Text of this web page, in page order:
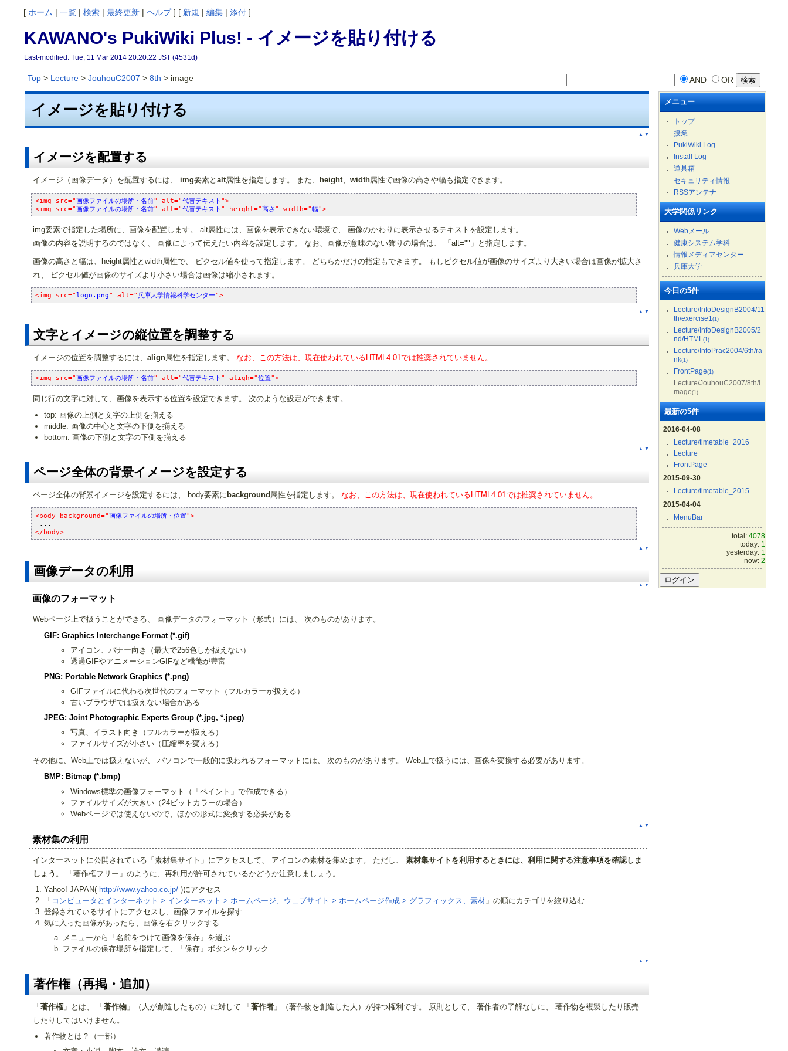
[ ホーム | 一覧| 検索| 最終更新| ヘルプ] [ 新規 | 編集| 添付]
KAWANO's PukiWiki Plus! - イメージを貼り付ける
Last-modified: Tue, 11 Mar 2014 20:20:22 JST (4531d)
Top> Lecture> JouhouC2007 > 8th > image AND OR
イメージを貼り付ける
▲ ▼
イメージを配置する
イメージ（画像データ）を配置するには、 img要素と alt属性を指定します。 また、 height、 width属性で画像の高さや幅も指定できます。
<img src="画像ファイルの場所・名前" alt="代替テキスト ">
<img src="画像ファイルの場所・名前" alt="代替テキスト " height="高さ " width="幅">
img要素で指定した場所に、画像を配置します。 alt属性には、画像を表示できない環境で、 画像のかわりに表示させるテキストを設定します。
画像の内容を説明するのではなく、 画像によって伝えたい内容を設定します。 なお、画像が意味のない飾りの場合は、 「alt=""」と指定します。
画像の高さと幅は、height属性とwidth属性で、 ピクセル値を使って指定します。 どちらかだけの指定もできます。 もしピクセル値が画像のサイズより大きい場合は画像が拡大さ
れ、 ピクセル値が画像のサイズより小さい場合は画像は縮小されます。
<img src=" logo.png" alt="兵庫大学情報科学センター">
▲ ▼
文字とイメージの縦位置を調整する
イメージの位置を調整するには、 align属性を指定します。 なお、この方法は、現在使われているHTML4.01では推奨されていません。
<img src="画像ファイルの場所・名前" alt="代替テキスト " aligh="位置">
同じ行の文字に対して、画像を表示する位置を設定できます。 次のような設定ができます。
top: 画像の上側と文字の上側を揃える
middle: 画像の中心と文字の下側を揃える
bottom: 画像の下側と文字の下側を揃える
▲ ▼
ページ全体の背景イメージを設定する
ページ全体の背景イメージを設定するには、 body要素に background 属性を指定します。 なお、この方法は、現在使われているHTML4.01では推奨されていません。
<body background="画像ファイルの場所・位置">
</body>
▲ ▼
画像データの利用
▲ ▼
画像のフォーマット
Webページ上で扱うことができる、 画像データのフォーマット（形式）には、 次のものがあります。
GIF: Graphics Interchange Format (*.gif)
アイコン、バナー向き（最大で256色しか扱えない）
透過GIFやアニメーションGIFなど機能が豊富
PNG: Portable Network Graphics (*.png)
GIFファイルに代わる次世代のフォーマット（フルカラーが扱える）
古いブラウザでは扱えない場合がある
JPEG: Joint Photographic Experts Group (*.jpg, *.jpeg)
写真、イラスト向き（フルカラーが扱える）
ファイルサイズが小さい（圧縮率を変える）
その他に、Web上では扱えないが、 パソコンで一般的に扱われるフォーマットには、 次のものがあります。 Web上で扱うには、画像を変換する必要があります。
BMP: Bitmap (*.bmp)
Windows標準の画像フォーマット（「ペイント」で作成できる）
ファイルサイズが大きい（24ビットカラーの場合）
Webページでは使えないので、ほかの形式に変換する必要がある
▲ ▼
素材集の利用
インターネットに公開されている「素材集サイト」にアクセスして、 アイコンの素材を集めます。 ただし、 素材集サイトを利用するときには、利用に関する注意事項を確認しま
しょう 。 「著作権フリー」のように、再利用が許可されているかどうか注意しましょう。
Yahoo! JAPAN( http://www.yahoo.co.jp/)にアクセス
「 コンピュータとインターネット > インターネット > ホームページ、ウェブサイト > ホームページ作成 > グラフィックス、素材」の順にカテゴリを絞り込む
登録されているサイトにアクセスし、画像ファイルを探す
気に入った画像があったら、画像を右クリックする
メニューから「名前をつけて画像を保存」を選ぶ
ファイルの保存場所を指定して、「保存」ボタンをクリック
▲ ▼
著作権（再掲・追加）
「著作権」とは、 「著作物」（人が創造したもの）に対して 「著作者」（著作物を創造した人）が持つ権利です。 原則として、 著作者の了解なしに、 著作物を複製したり販売
したりしてはいけません。
著作物とは？（一部）
メニュー
トップ
授業
PukiWiki Log
Install Log
道具箱
セキュリティ情報
RSSアンテナ
大学関係リンク
Webメール
健康システム学科
情報メディアセンター
兵庫大学
今日の5件
Lecture/InfoDesignB2004/11
th/exercise1(1)
Lecture/InfoDesignB2005/2
nd/HTML(1)
Lecture/InfoPrac2004/6th/ra
nk(1)
FrontPage(1)
Lecture/JouhouC2007/8th/i
mage(1)
最新の5件
2016-04-08
Lecture/timetable_2016
Lecture
FrontPage
2015-09-30
Lecture/timetable_2015
2015-04-04
MenuBar
total: 4078
today: 1
yesterday: 1
now: 2